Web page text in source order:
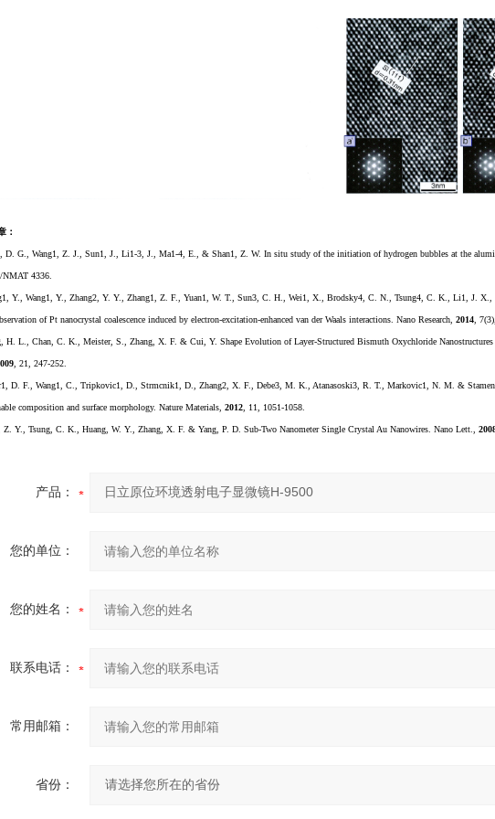
：
D. G., Wang1, Z. J., Sun1, J., Li1-3, J., Ma1-4, E., & Shan1, Z. W. In situ study of the initiation of hydrogen bubbles at the
NMAT 4336.
Y., Wang1, Y., Zhang2, Y. Y., Zhang1, Z. F., Yuan1, W. T., Sun3, C. H., Wei1, X., Brodsky4, C. N., Tsung4, C. K., Li1, J.
of Pt nanocrystal coalescence induced by electron-excitation-enhanced van der Waals interactions. Nano Research, 2014 ,
H. L., Chan, C. K., Meister, S., Zhang, X. F. & Cui, Y. Shape Evolution of Layer-Structured Bismuth Oxychloride Nanostructures
, 21, 247-252.
D. F., Wang1, C., Tripkovic1, D., Strmcnik1, D., Zhang2, X. F., Debe3, M. K., Atanasoski3, R. T., Markovic1, N. M. &
composition and surface morphology. Nature Materials, 2012 , 11, 1051-1058.
Z. Y., Tsung, C. K., Huang, W. Y., Zhang, X. F. & Yang, P. D. Sub-Two Nanometer Single Crystal Au Nanowires. Nano Lett.,
产品：
您的单位：
您的姓名：
联系电话：
常用邮箱：
省份：